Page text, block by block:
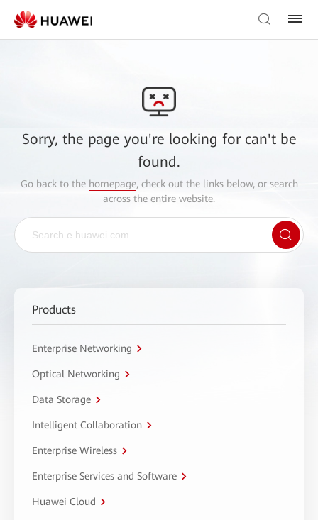
Sorry, the page you're looking for can't be
found.
Go back to the homepage, check out the links below, or search
across the entire website.
Products
Enterprise Networking
Optical Networking
Data Storage
Intelligent Collaboration
Enterprise Wireless
Enterprise Services and Software
Huawei Cloud